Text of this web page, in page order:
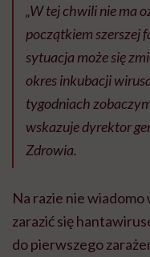
„W tej chwili nie ma
początkiem szerszej
sytuacja może się
okres inkubacji
tygodniach
wskazuje dyrektor
Zdrowia.
Na razie nie wiadomo
zarazić się
do pierwszego